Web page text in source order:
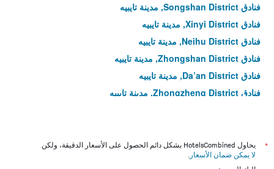
فنادق Songshan District, مدينة تايبيه
فنادق Xinyi District, مدينة تايبيه
فنادق Neihu District, مدينة تايبيه
فنادق Zhongshan District, مدينة تايبيه
فنادق Da’an District, مدينة تايبيه
فنادق Zhongzheng District, مدينة تايبيه
*
يحاول HotelsCombined بشكل دائم الحصول على الأسعار الدقيقة، ولكن
لا يمكن ضمان الأسعار .